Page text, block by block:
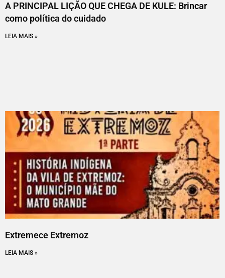
A PRINCIPAL LIÇÃO QUE CHEGA DE KULE: Brincar
como política do cuidado
LEIA MAIS »
Extremece Extremoz
LEIA MAIS »